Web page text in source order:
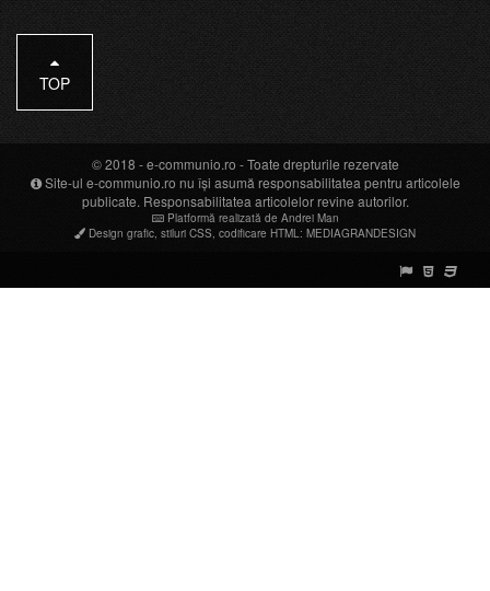
TOP
© 2018 -e-communio.ro - Toate drepturile rezervate
Site-ul e-communio.ro nu își asumă responsabilitatea pentru articolele
publicate. Responsabilitatea articolelor revine autorilor.
Platformă realizată de Andrei Man
Design grafic stiluri CSS codificare HTML : MEDIAGRANDESIGN